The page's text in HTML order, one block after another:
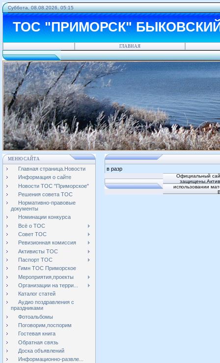
Суббота, 08.08.2026, 05:15
ТОС "ПРИМОРСК"
ГЛАВНАЯ
МЕНЮ САЙТА
Главная страница.Новости
Информация о сайте
Новости ТОС "Приморское"
Решения совета ТОС
Нормативно-правовые
документы
Номинации конкурса
Всё о ТОС
Совет ТОС
Ревизионная комиссия
Активисты ТОС
Паспорт ТОС
Гимн ТОС Приморское
Мероприятия,проекты
Организации на терри...
Каталог статей
Аудио поздравления с
праздниками
Фотоальбомы
Поговорим,поспорим
Гостевая книга
Обратная связь
Доска объявлений
Информационно-развле...
в разр
Официальный
использовании